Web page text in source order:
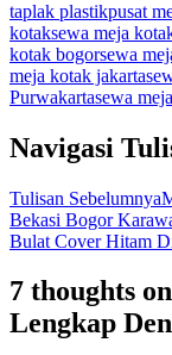
taplak plastikpusat
kotaksewa meja
kotak bogorsewa
meja kotak jakarta
Purwakartasewa
Navigasi
Tulisan Sebelumnya
Bekasi Bogor
Bulat Cover Hitam
7 thoughts
Lengkap